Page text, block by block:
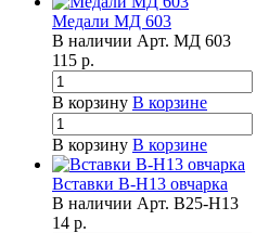
Медали МД 603
В наличии Арт. МД 603
115 р.
В корзину В корзине
В корзину В корзине
Вставки B-H13 овчарка
В наличии Арт. B25-H13
14 р.